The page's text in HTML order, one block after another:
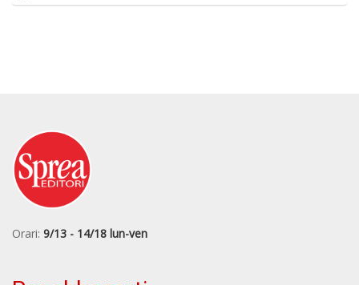
Orari: 9/13 - 14/18 lun-ven